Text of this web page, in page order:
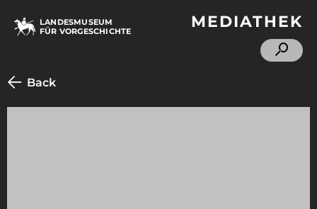
LANDESMUSEUM
FÜR VORGESCHICHTE
MEDIATHEK
Back